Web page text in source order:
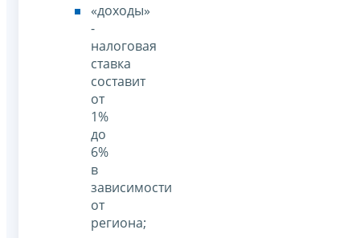
«доходы»
-
налоговая
ставка
составит
от
1%
до
6%
в
зависимости
от
региона;